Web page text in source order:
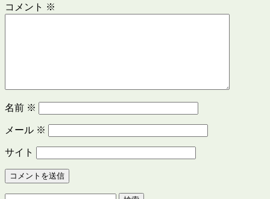
コメント ※
名前 ※
メール ※
サイト